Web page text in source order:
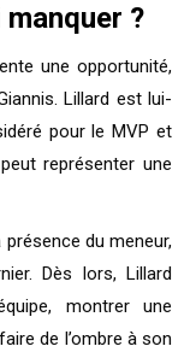
?
une opportunité,
Lillard est lui-
pour le MVP et
représenter une
du meneur,
Dès lors, Lillard
montrer une
de l’ombre à son